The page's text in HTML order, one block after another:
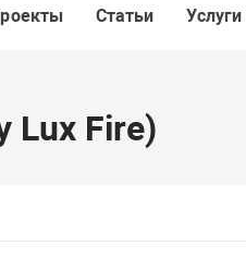
Статьи Услуги
Lux Fire)